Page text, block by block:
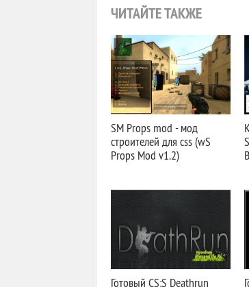
ЧИТАЙТЕ ТАКЖЕ
SM Props mod - мод
строителей для css (wS
Props Mod v1.2)
Готовый CS:S Deathrun